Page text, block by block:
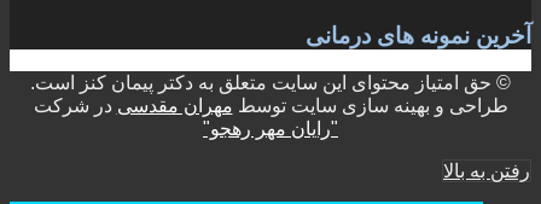
آخرین نمونه های درمانی
© حق امتیاز محتوای این سایت متعلق به دکتر پیمان کنز است.
طراحی و بهینه سازی سایت توسط مهران مقدسی در شرکت
"رایان مهر رهجو"
رفتن به بالا